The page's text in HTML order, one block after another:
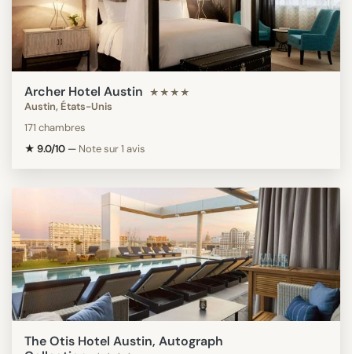
Archer Hotel Austin ★★★★
Austin, États-Unis
171 chambres
★ 9.0/10 — Note sur 1 avis
The Otis Hotel Austin, Autograph